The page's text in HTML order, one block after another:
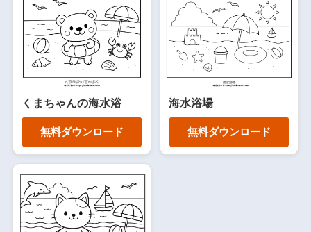
くまちゃんの海水浴
無料ダウンロード
海水浴場
無料ダウンロード